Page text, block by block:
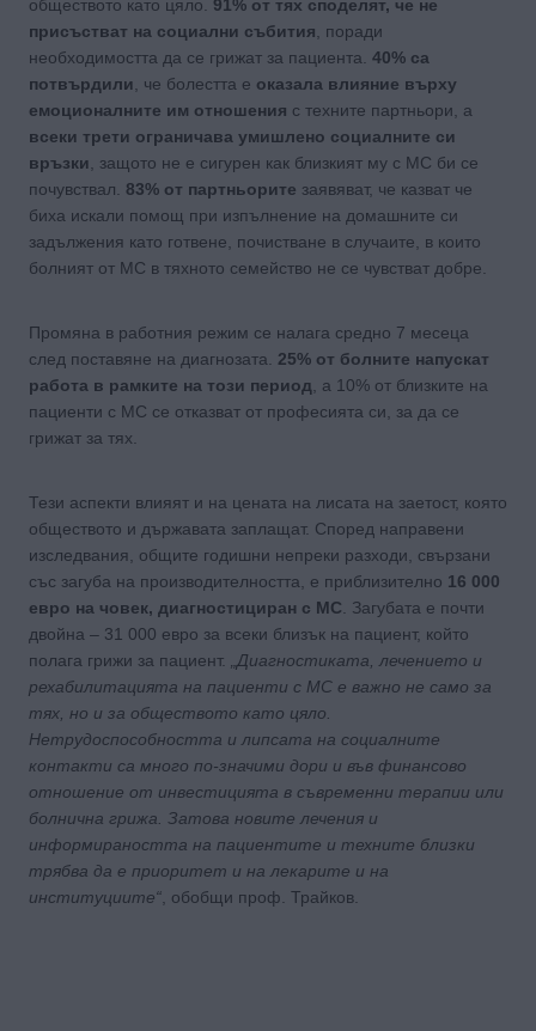
обществото като цяло. 91% от тях споделят, че не
присъстват на социални събития , поради
необходимостта да се грижат за пациента. 40% са
потвърдили , че болестта е оказала влияние върху
емоционалните им отношения с техните партньори, а
всеки трети ограничава умишлено социалните си
връзки , защото не е сигурен как близкият му с МС би се
почувствал. 83% от партньорите заявяват, че казват че
биха искали помощ при изпълнение на домашните си
задължения като готвене, почистване в случаите, в които
болният от МС в тяхното семейство не се чувстват добре.
Промяна в работния режим се налага средно 7 месеца
след поставяне на диагнозата. 25% от болните напускат
работа в рамките на този период , а 10% от близките на
пациенти с МС се отказват от професията си, за да се
грижат за тях.
Тези аспекти влияят и на цената на лисата на заетост, която
обществото и държавата заплащат. Според направени
изследвания, общите годишни непреки разходи, свързани
със загуба на производителността, е приблизително 16 000
евро на човек, диагностициран с МС . Загубата е почти
двойна – 31 000 евро за всеки близък на пациент, който
полага грижи за пациент.
„Диагностиката, лечението и
рехабилитацията на пациенти с МС е важно не само за
тях, но и за обществото като цяло.
Нетрудоспособността и липсата на социалните
контакти са много по-значими дори и във финансово
отношение от инвестицията в съвременни терапии или
болнична грижа. Затова новите лечения и
информираността на пациентите и техните близки
трябва да е приоритет и на лекарите и на
институциите“ , обобщи проф. Трайков.